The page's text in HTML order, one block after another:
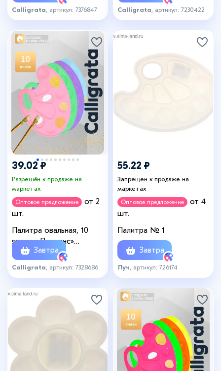
Calligrata , артикул: 7376847
отверстием под палец
Calligrata , артикул: 7230422
39.02 ₽
Разрешён к продаже на
маркетах
Оптовое предложение
от 2
шт.
Палитра овальная, 10
ячеек, «Прованс»
Calligrata, пастельные
цвета, МИКС
Завтра
Calligrata , артикул: 7328686
55.22 ₽
Запрещен к продаже на
маркетах
Оптовое предложение
от 4
шт.
Палитра № 1
Завтра
Луч , артикул: 726174